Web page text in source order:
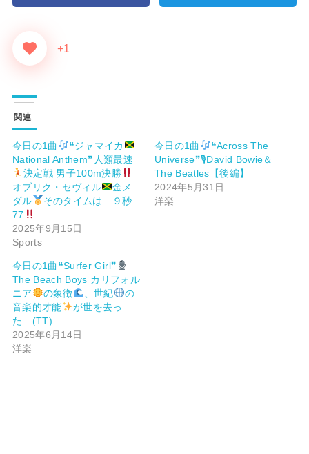
+1
関連
今日の1曲
❝ジャマイカ
National Anthem❞人類最速
決定戦 男子100m決勝
オブリク・セヴィル
金メ
ダル
そのタイムは…９秒
77
2025年9月15日
Sports
今日の1曲
❝Across The
Universe❞🎙David Bowie＆
The Beatles【後編】
2024年5月31日
洋楽
今日の1曲❝Surfer Girl❞
The Beach Boys カリフォル
ニア
の象徴 、世紀
の
音楽的才能
が世を去っ
た…(TT)
2025年6月14日
洋楽